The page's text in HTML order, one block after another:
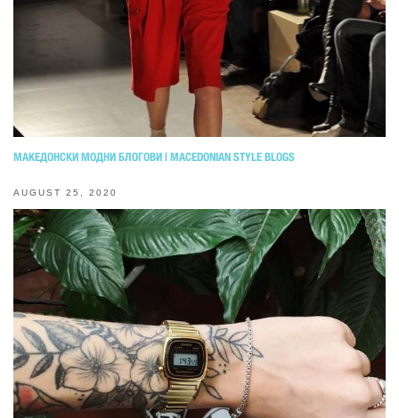
МАКЕДОНСКИ МОДНИ БЛОГОВИ | MACEDONIAN STYLE BLOGS
AUGUST 25, 2020